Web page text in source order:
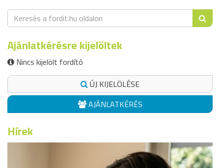
Ajánlatkérésre kijelöltek
Nincs kijelölt fordító
ÚJ KIJELÖLÉSE
AJÁNLATKÉRÉS
Hírek